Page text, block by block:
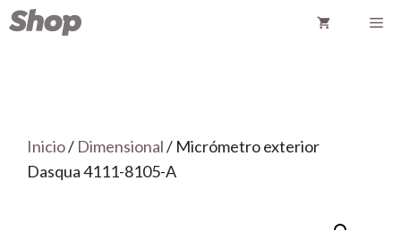
Saltar
Inicio/ Dimensional/ Micrómetro exterior
Dasqua 4111-8105-A